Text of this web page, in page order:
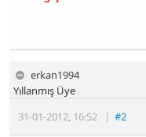
erkan1994
31-01-2012, 16:52 |#2
Yıllanmış Üye